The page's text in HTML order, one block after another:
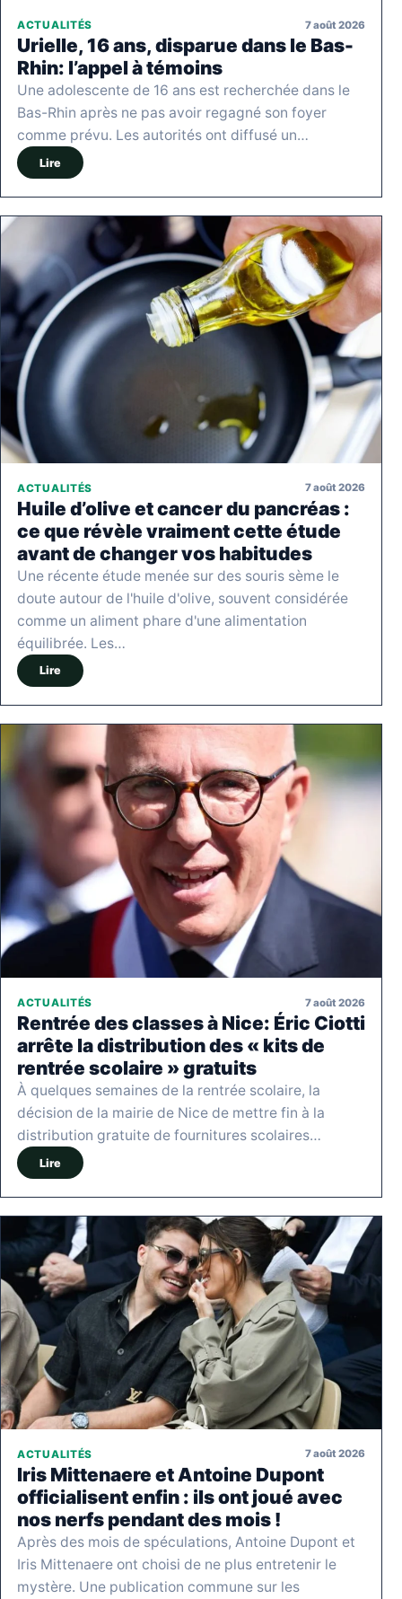
ACTUALITÉS 7 août 2026
Urielle, 16 ans, disparue dans le Bas-
Rhin: l’appel à témoins
Une adolescente de 16 ans est recherchée dans le
Bas-Rhin après ne pas avoir regagné son foyer
comme prévu. Les autorités ont diffusé un…
Lire
ACTUALITÉS 7 août 2026
Huile d’olive et cancer du pancréas :
ce que révèle vraiment cette étude
avant de changer vos habitudes
Une récente étude menée sur des souris sème le
doute autour de l'huile d'olive, souvent considérée
comme un aliment phare d'une alimentation
équilibrée. Les…
Lire
ACTUALITÉS 7 août 2026
Rentrée des classes à Nice: Éric Ciotti
arrête la distribution des « kits de
rentrée scolaire » gratuits
À quelques semaines de la rentrée scolaire, la
décision de la mairie de Nice de mettre fin à la
distribution gratuite de fournitures scolaires…
Lire
ACTUALITÉS 7 août 2026
Iris Mittenaere et Antoine Dupont
officialisent enfin : ils ont joué avec
nos nerfs pendant des mois !
Après des mois de spéculations, Antoine Dupont et
Iris Mittenaere ont choisi de ne plus entretenir le
mystère. Une publication commune sur les